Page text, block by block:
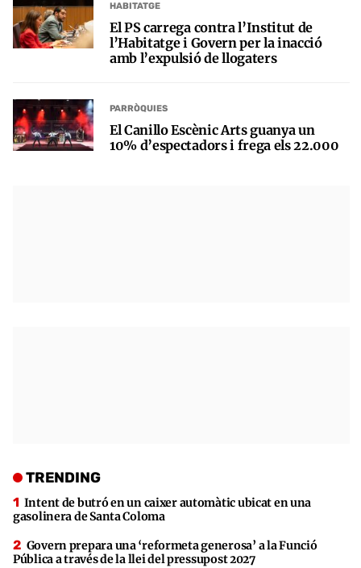
HABITATGE
El PS carrega contra l’Institut de
l’Habitatge i Govern per la inacció
amb l’expulsió de llogaters
PARRÒQUIES
El Canillo Escènic Arts guanya un
10% d’espectadors i frega els 22.000
TRENDING
Intent de butró en un caixer automàtic ubicat en una
gasolinera de Santa Coloma
Govern prepara una ‘reformeta generosa’ a la Funció
Pública a través de la llei del pressupost 2027